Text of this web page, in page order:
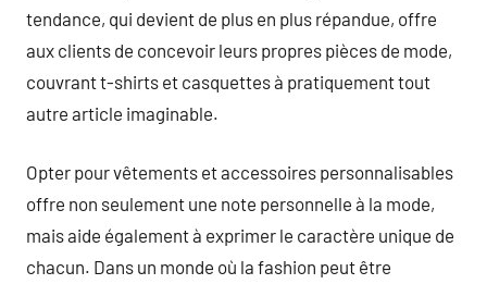
tendance, qui devient de plus en plus répandue, offre
aux clients de concevoir leurs propres pièces de mode,
couvrant t-shirts et casquettes à pratiquement tout
autre article imaginable.
Opter pour vêtements et accessoires personnalisables
offre non seulement une note personnelle à la mode,
mais aide également à exprimer le caractère unique de
chacun. Dans un monde où la fashion peut être